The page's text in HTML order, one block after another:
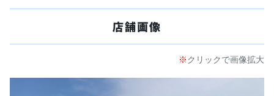
店舗画像
クリックで画像拡大